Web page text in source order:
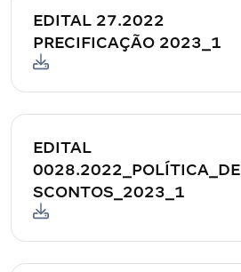
EDITAL 27.2022
PRECIFICAÇÃO 2023_1
EDITAL
0028.2022_POLÍTICA_DE
SCONTOS_2023_1